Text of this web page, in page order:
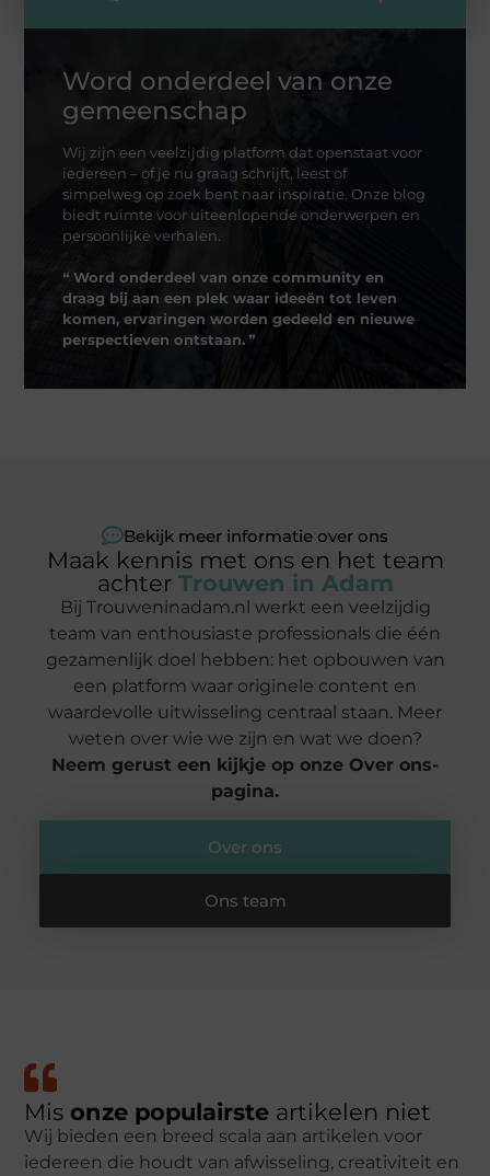
Word onderdeel van onze
gemeenschap
Wij zijn een veelzijdig platform dat openstaat voor
iedereen – of je nu graag schrijft, leest of
simpelweg op zoek bent naar inspiratie. Onze blog
biedt ruimte voor uiteenlopende onderwerpen en
persoonlijke verhalen.
❝Word onderdeel van onze community en
draag bij aan een plek waar ideeën tot leven
komen, ervaringen worden gedeeld en nieuwe
perspectieven ontstaan. ❞
Bekijk meer informatie over ons
Maak kennis met ons en het team
achter Trouwen in Adam
Bij Trouweninadam.nl werkt een veelzijdig
team van enthousiaste professionals die één
gezamenlijk doel hebben: het opbouwen van
een platform waar originele content en
waardevolle uitwisseling centraal staan. Meer
weten over wie we zijn en wat we doen?
Neem gerust een kijkje op onze Over ons-
pagina.
Over ons
Ons team
Mis onze populairste artikelen niet
Wij bieden een breed scala aan artikelen voor
iedereen die houdt van afwisseling, creativiteit en